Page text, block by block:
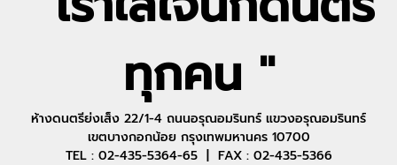
ทุกคน "
ห้างดนตรีย่งเส็ง 22/1-4 ถนนอรุณอมรินทร์ แขวงอรุณอมรินทร์
เขตบางกอกน้อย กรุงเทพมหานคร 10700
TEL : 02-435-5364-65 | FAX : 02-435-5366